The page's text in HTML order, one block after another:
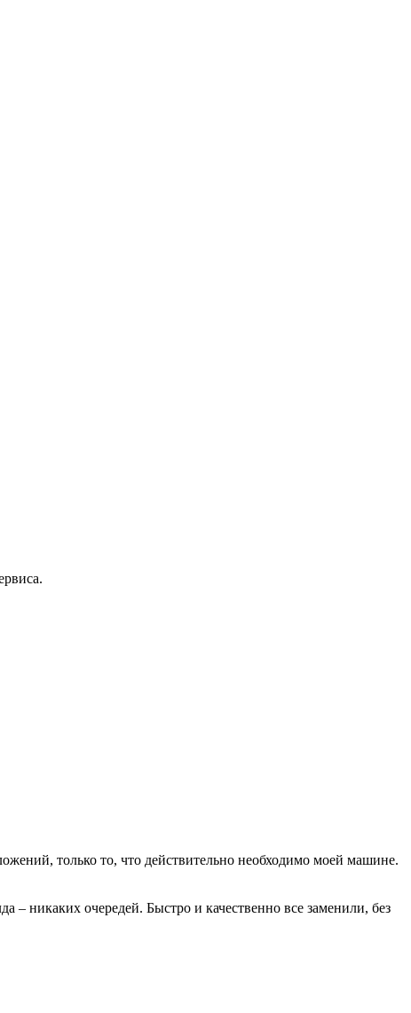
только то, что действительно необходимо моей машине.
никаких очередей. Быстро и качественно все заменили, без